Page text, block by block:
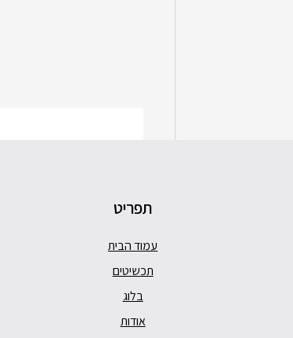
תפריט
עמוד הבית
תכשיטים
בלוג
אודות